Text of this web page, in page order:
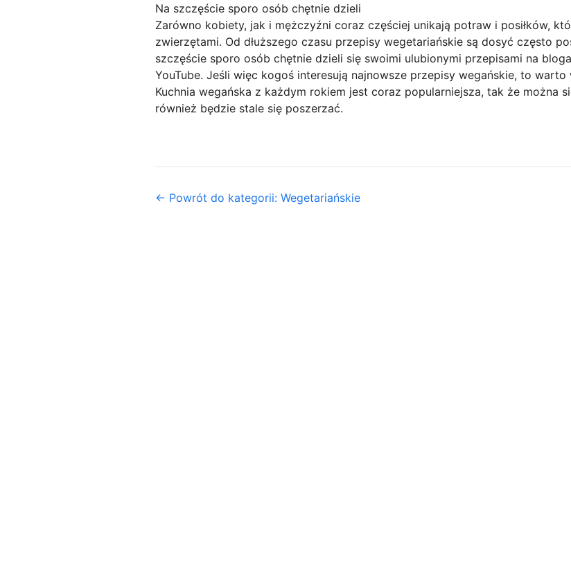
Na szczęście sporo osób chętnie dzieli
Zarówno kobiety, jak i mężczyźni coraz częściej unikają potraw i posiłków,
zwierzętami. Od dłuższego czasu przepisy wegetariańskie są dosyć często
szczęście sporo osób chętnie dzieli się swoimi ulubionymi przepisami na
YouTube. Jeśli więc kogoś interesują najnowsze przepisy wegańskie, to warto
Kuchnia wegańska z każdym rokiem jest coraz popularniejsza, tak że można
również będzie stale się poszerzać.
← Powrót do kategorii: Wegetariańskie